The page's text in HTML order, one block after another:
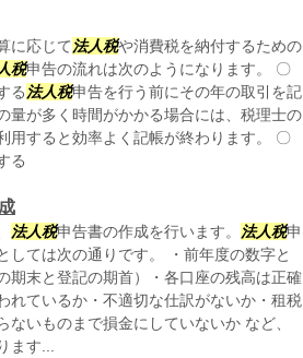
に応じて 法人税や消費税を納付するための
税申告の流れは次のようになります。 〇
る 法人税申告を行う前にその年の取引を記
量が多く時間がかかる場合には、税理士の
用すると効率よく記帳が終わります。 〇
る
法人税申告書の作成を行います。 法人税申
しては次の通りです。 ・前年度の数字と
期末と登記の期首）・各口座の残高は正確
れているか・不適切な仕訳がないか・租税
ないものまで損金にしていないか など、
ます...